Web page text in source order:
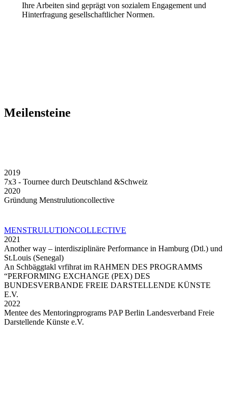
Ihre Arbeiten sind geprägt von sozialem Engagement und
Hinterfragung gesellschaftlicher Normen.
Meilen­steine
2019
7x3 - Tournee durch Deutschland &Schweiz
2020
Gründung Menstrulutioncollective
MENSTRULUTIONCOLLECTIVE
2021
Another way – interdisziplinäre Performance in Hamburg (Dtl.) und
St.Louis (Senegal)
An Schbäggtakl vrfihrat im RAHMEN DES PROGRAMMS
“PERFORMING EXCHANGE (PEX) DES
BUNDESVERBANDE FREIE DARSTELLENDE KÜNSTE
E.V.
2022
Mentee des Mentoringprograms PAP Berlin Landesverband Freie
Darstellende Künste e.V.